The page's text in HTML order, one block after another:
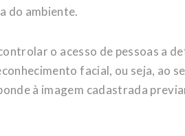
do ambiente.
o acesso de pessoas a
facial, ou seja, ao
à imagem cadastrada